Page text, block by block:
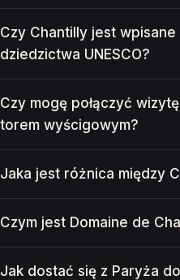
Czy Chantilly jest
dziedzictwa UNESCO?
Czy mogę połączyć
torem wyścigowym?
Jaka jest różnica między
Czym jest Domaine de
Jak dostać się z Paryża